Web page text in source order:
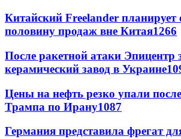
Китайский Freelander планирует
половину продаж вне Китая1266
После ракетной атаки Эпицентр
керамический завод в Украине
Цены на нефть резко упали
Трампа по Ирану1087
Германия представила фрегат